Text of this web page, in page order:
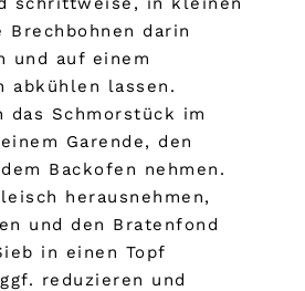
Brechbohnen darin
und auf einem
abkühlen lassen.
das Schmorstück im
Garende, den
Backofen nehmen.
herausnehmen,
und den Bratenfond
in einen Topf
reduzieren und